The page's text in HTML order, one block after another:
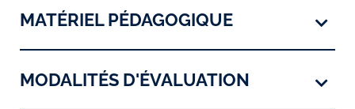
MATÉRIEL PÉDAGOGIQUE
MODALITÉS D'ÉVALUATION